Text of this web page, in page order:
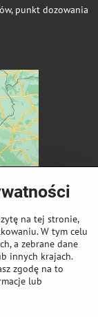
punkt dozowania
na tej stronie,
W tym celu
a zebrane dane
innych krajach.
zgodę na to
lub